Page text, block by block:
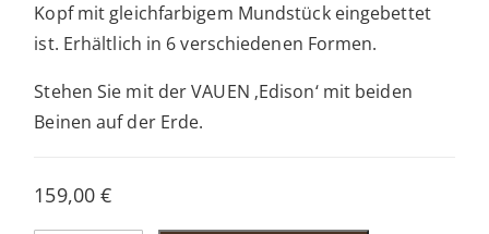
Kopf mit gleichfarbigem Mundstück eingebettet
ist. Erhältlich in 6 verschiedenen Formen.
Stehen Sie mit der VAUEN ‚Edison‘ mit beiden
Beinen auf der Erde.
159,00€